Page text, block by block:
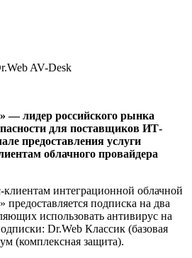
AV-Desk
— лидер российского рынка
для поставщиков ИТ-
предоставления услуги
облачного провайдера
клиентам интеграционной облачной
подписка на два
использовать антивирус на
Dr.Web Классик (базовая
(комплексная защита).